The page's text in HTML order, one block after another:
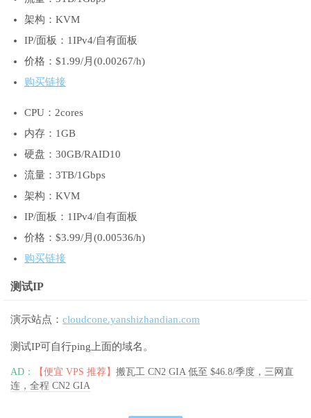
架构： KVM
IP/面板：1IPv4/自有面板
价格：$1.99/月(0.00267/h)
购买链接
CPU：2cores
内存：1GB
硬盘：30GB/RAID10
流量：3TB/1Gbps
架构： KVM
IP/面板：1IPv4/自有面板
价格：$3.99/月(0.00536/h)
购买链接
测试IP
演示站点： cloudcone.yanshizhandian.com
测试IP可自行ping上面的域名。
AD： 【便宜 VPS 推荐】 搬瓦工 CN2 GIA 低至 $46.8/季度，三网直
连，全程 CN2 GIA